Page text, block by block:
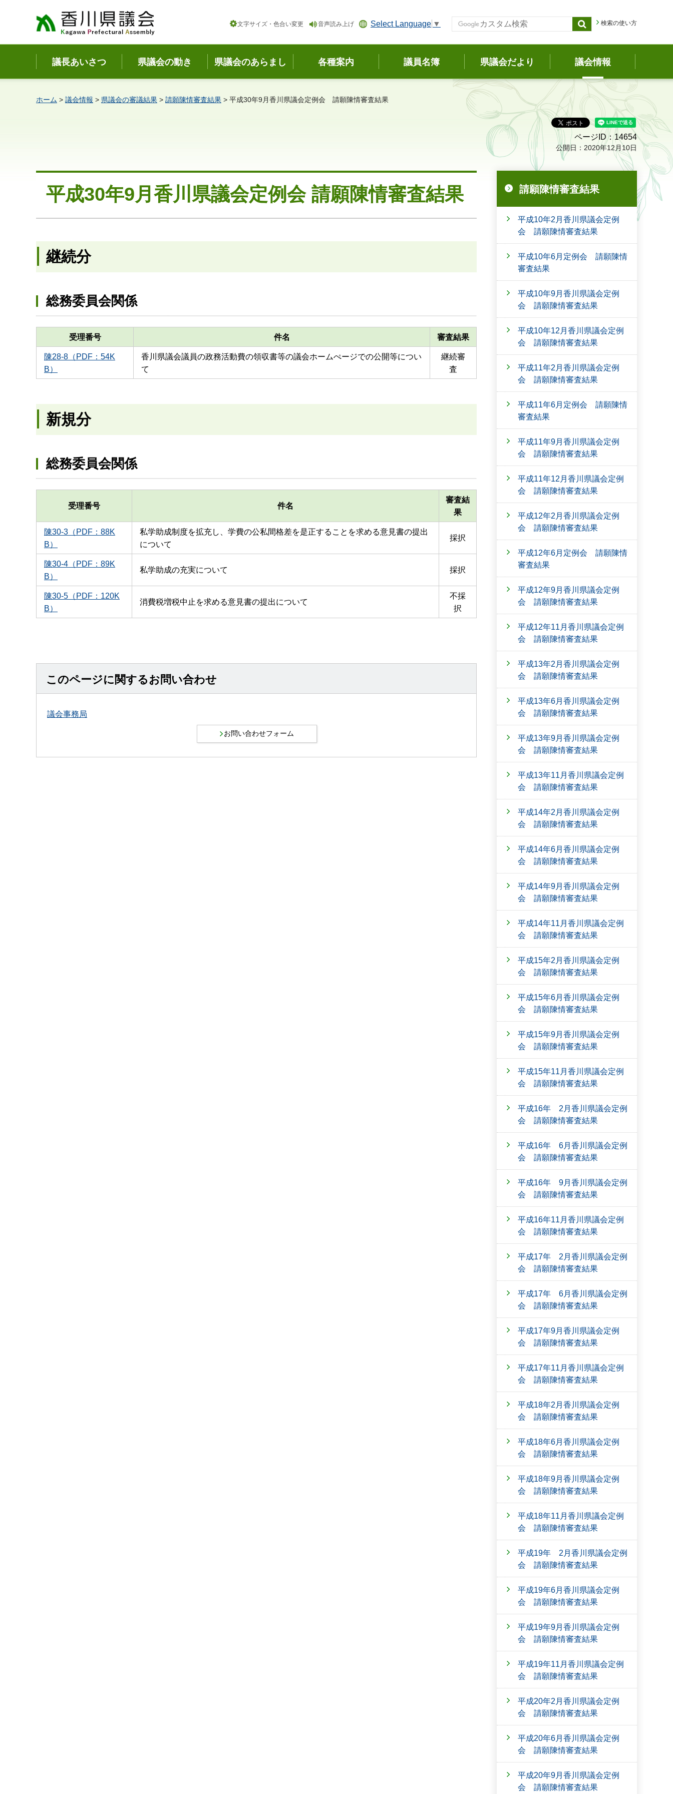
香川県議会 文字サイズ・色合い変更 音声読み上げ Select Language ▼ 検索の使い方
議長あいさつ 県議会の動き 県議会のあらまし 各種案内 議員名簿 県議会だより 議会情報
ホーム > 議会情報 > 県議会の審議結果 > 請願陳情審査結果 > 平成30年9月香川県議会定例会 請願陳情審査結果
ページID：14654
公開日：2020年12月10日
平成30年9月香川県議会定例会 請願陳情審査結果
継続分
総務委員会関係
受理番号 件名 審査結果
陳28-8（PDF：54K
B）
香川県議会議員の政務活動費の領収書等の議会ホームぺージでの公開等につい
て
継続審
査
新規分
総務委員会関係
受理番号 件名
審査結
果
陳30-3（PDF：88K
B）
私学助成制度を拡充し、学費の公私間格差を是正することを求める意見書の提出
について
採択
陳30-4（PDF：89K
B）
私学助成の充実について 採択
陳30-5（PDF：120K
B）
消費税増税中止を求める意見書の提出について
不採
択
このページに関するお問い合わせ
議会事務局
請願陳情審査結果
平成10年2月香川県議会定例
会 請願陳情審査結果
平成10年6月定例会 請願陳情
審査結果
平成10年9月香川県議会定例
会 請願陳情審査結果
平成10年12月香川県議会定例
会 請願陳情審査結果
平成11年2月香川県議会定例
会 請願陳情審査結果
平成11年6月定例会 請願陳情
審査結果
平成11年9月香川県議会定例
会 請願陳情審査結果
平成11年12月香川県議会定例
会 請願陳情審査結果
平成12年2月香川県議会定例
会 請願陳情審査結果
平成12年6月定例会 請願陳情
審査結果
平成12年9月香川県議会定例
会 請願陳情審査結果
平成12年11月香川県議会定例
会 請願陳情審査結果
平成13年2月香川県議会定例
会 請願陳情審査結果
平成13年6月香川県議会定例
会 請願陳情審査結果
平成13年9月香川県議会定例
会 請願陳情審査結果
平成13年11月香川県議会定例
会 請願陳情審査結果
平成14年2月香川県議会定例
会 請願陳情審査結果
平成14年6月香川県議会定例
会 請願陳情審査結果
平成14年9月香川県議会定例
会 請願陳情審査結果
平成14年11月香川県議会定例
会 請願陳情審査結果
平成15年2月香川県議会定例
会 請願陳情審査結果
平成15年6月香川県議会定例
会 請願陳情審査結果
平成15年9月香川県議会定例
会 請願陳情審査結果
平成15年11月香川県議会定例
会 請願陳情審査結果
平成16年 2月香川県議会定例
会 請願陳情審査結果
平成16年 6月香川県議会定例
会 請願陳情審査結果
平成16年 9月香川県議会定例
会 請願陳情審査結果
平成16年11月香川県議会定例
会 請願陳情審査結果
平成17年 2月香川県議会定例
会 請願陳情審査結果
平成17年 6月香川県議会定例
会 請願陳情審査結果
平成17年9月香川県議会定例
会 請願陳情審査結果
平成17年11月香川県議会定例
会 請願陳情審査結果
平成18年2月香川県議会定例
会 請願陳情審査結果
平成18年6月香川県議会定例
会 請願陳情審査結果
平成18年9月香川県議会定例
会 請願陳情審査結果
平成18年11月香川県議会定例
会 請願陳情審査結果
平成19年 2月香川県議会定例
会 請願陳情審査結果
平成19年6月香川県議会定例
会 請願陳情審査結果
平成19年9月香川県議会定例
会 請願陳情審査結果
平成19年11月香川県議会定例
会 請願陳情審査結果
平成20年2月香川県議会定例
会 請願陳情審査結果
平成20年6月香川県議会定例
会 請願陳情審査結果
平成20年9月香川県議会定例
会 請願陳情審査結果